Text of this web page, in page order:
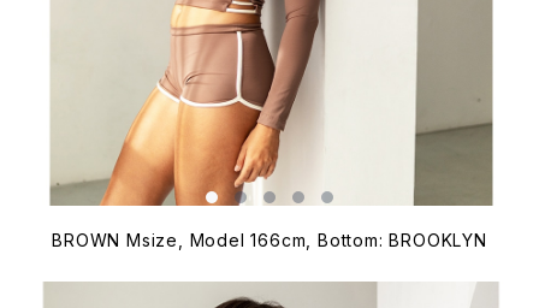
BROWN Msize, Model 166cm, Bottom: BROOKLYN